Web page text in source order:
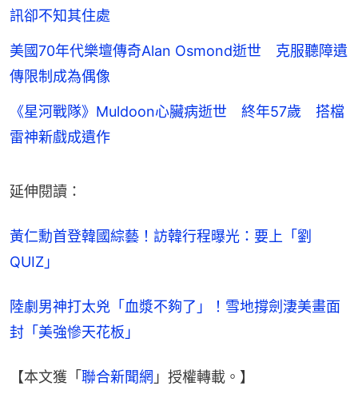
訊卻不知其住處
美國70年代樂壇傳奇Alan Osmond逝世 克服聽障遺
傳限制成為偶像
《星河戰隊》Muldoon心臟病逝世 終年57歲 搭檔
雷神新戲成遺作
延伸閱讀：
黃仁勳首登韓國綜藝！訪韓行程曝光：要上「劉
QUIZ」
陸劇男神打太兇「血漿不夠了」！雪地撐劍淒美畫面
封「美強慘天花板」
【本文獲「 聯合新聞網 」授權轉載。】